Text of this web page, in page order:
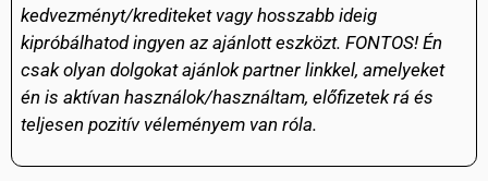
kedvezményt/krediteket vagy hosszabb ideig
kipróbálhatod ingyen az ajánlott eszközt. FONTOS! Én
csak olyan dolgokat ajánlok partner linkkel, amelyeket
én is aktívan használok/használtam, előfizetek rá és
teljesen pozitív véleményem van róla.